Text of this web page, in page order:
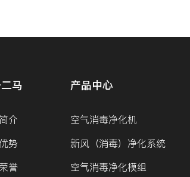
马
介
势
誉
产品中心
空气消毒净化机
新风（消毒）净化系统
空气消毒净化模组